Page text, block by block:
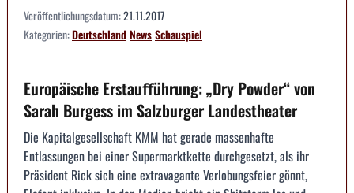
Veröffentlichungsdatum:21.11.2017
Kategorien:DeutschlandNewsSchauspiel
Europäische Erstauﬀührung: „Dry Powder“ von
Sarah Burgess im Salzburger Landestheater
Die Kapitalgesellschaft KMM hat gerade massenhafte
Entlassungen bei einer Supermarktkette durchgesetzt, als ihr
Präsident Rick sich eine extravagante Verlobungsfeier gönnt,